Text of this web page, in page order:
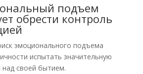
подъем
обрести контроль
эмоционального подъема
испытать значительную
над своей бытием.